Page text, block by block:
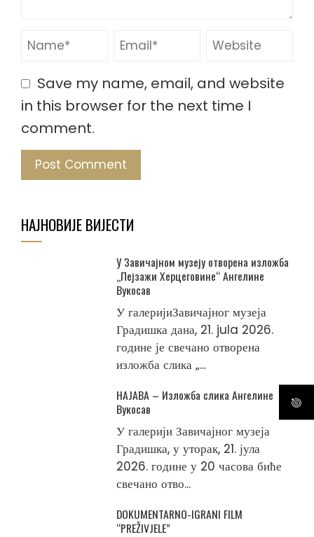
Save my name, email, and website
in this browser for the next time I
comment.
НАЈНОВИЈЕ ВИЈЕСТИ
У Завичајном музеју отворена изложба
„Пејзажи Херцеговине“ Ангелине
Вукосав
У галеријиЗавичајног музеја
Градишка дана, 21. jula 2026.
године је свечано отворена
изложба слика „...
НАЈАВА – Изложба слика Ангелине
Вукосав
У галерији Завичајног музеја
Градишка, у уторак, 21. јула
2026. године у 20 часова биће
свечано отво...
DOKUMENTARNO-IGRANI FILM
“PREŽIVJELE”